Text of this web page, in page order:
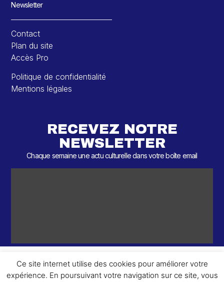
Newsletter
Contact
Plan du site
Accès Pro
Politique de confidentialité
Mentions légales
RECEVEZ NOTRE
NEWSLETTER
Chaque semaine une actu culturelle dans votre boîte email
Ce site internet utilise des cookies pour améliorer votre
expérience. En poursuivant votre navigation sur ce site, vous